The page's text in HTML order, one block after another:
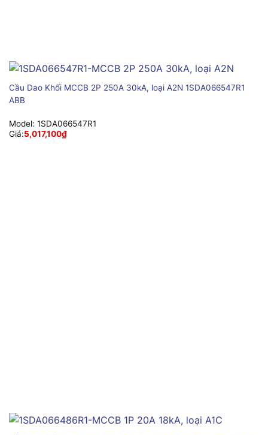
Cầu Dao Khối MCCB 2P 250A 30kA, loại A2N 1SDA066547R1
ABB
Model: 1SDA066547R1
Giá:5,017,100₫